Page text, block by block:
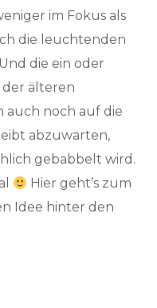
im Fokus als
die leuchtenden
die ein oder
der älteren
auch noch auf die
abzuwarten,
gebabbelt wird.
Hier geht’s zum
Idee hinter den